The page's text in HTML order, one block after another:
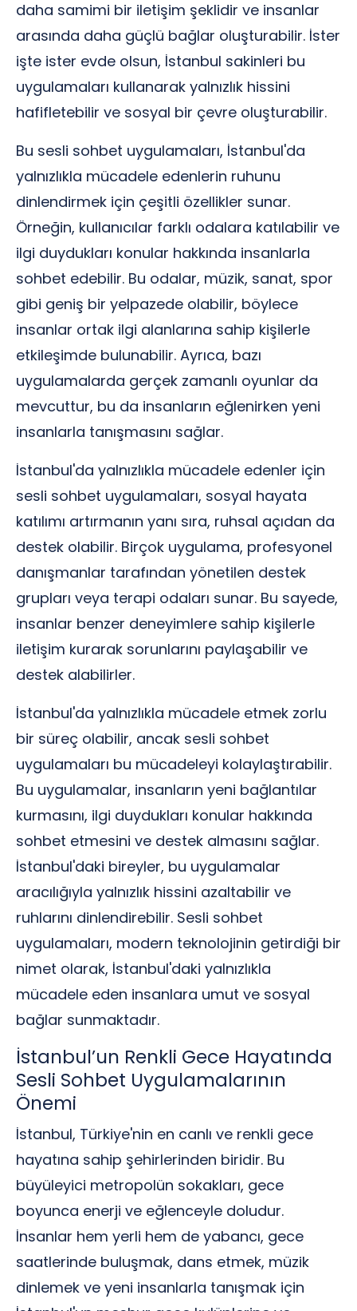
daha samimi bir iletişim şeklidir ve insanlar
arasında daha güçlü bağlar oluşturabilir. İster
işte ister evde olsun, İstanbul sakinleri bu
uygulamaları kullanarak yalnızlık hissini
hafifletebilir ve sosyal bir çevre oluşturabilir.
Bu sesli sohbet uygulamaları, İstanbul'da
yalnızlıkla mücadele edenlerin ruhunu
dinlendirmek için çeşitli özellikler sunar.
Örneğin, kullanıcılar farklı odalara katılabilir ve
ilgi duydukları konular hakkında insanlarla
sohbet edebilir. Bu odalar, müzik, sanat, spor
gibi geniş bir yelpazede olabilir, böylece
insanlar ortak ilgi alanlarına sahip kişilerle
etkileşimde bulunabilir. Ayrıca, bazı
uygulamalarda gerçek zamanlı oyunlar da
mevcuttur, bu da insanların eğlenirken yeni
insanlarla tanışmasını sağlar.
İstanbul'da yalnızlıkla mücadele edenler için
sesli sohbet uygulamaları, sosyal hayata
katılımı artırmanın yanı sıra, ruhsal açıdan da
destek olabilir. Birçok uygulama, profesyonel
danışmanlar tarafından yönetilen destek
grupları veya terapi odaları sunar. Bu sayede,
insanlar benzer deneyimlere sahip kişilerle
iletişim kurarak sorunlarını paylaşabilir ve
destek alabilirler.
İstanbul'da yalnızlıkla mücadele etmek zorlu
bir süreç olabilir, ancak sesli sohbet
uygulamaları bu mücadeleyi kolaylaştırabilir.
Bu uygulamalar, insanların yeni bağlantılar
kurmasını, ilgi duydukları konular hakkında
sohbet etmesini ve destek almasını sağlar.
İstanbul'daki bireyler, bu uygulamalar
aracılığıyla yalnızlık hissini azaltabilir ve
ruhlarını dinlendirebilir. Sesli sohbet
uygulamaları, modern teknolojinin getirdiği bir
nimet olarak, İstanbul'daki yalnızlıkla
mücadele eden insanlara umut ve sosyal
bağlar sunmaktadır.
İstanbul’un Renkli Gece Hayatında
Sesli Sohbet Uygulamalarının
Önemi
İstanbul, Türkiye'nin en canlı ve renkli gece
hayatına sahip şehirlerinden biridir. Bu
büyüleyici metropolün sokakları, gece
boyunca enerji ve eğlenceyle doludur.
İnsanlar hem yerli hem de yabancı, gece
saatlerinde buluşmak, dans etmek, müzik
dinlemek ve yeni insanlarla tanışmak için